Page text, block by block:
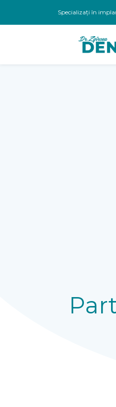
Specializați în